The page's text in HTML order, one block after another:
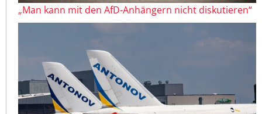
„Man kann mit den AfD-Anhängern nicht diskutieren“